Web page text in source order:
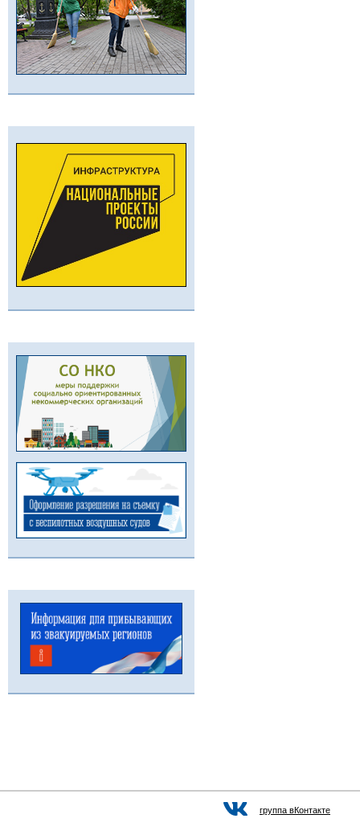
группа вКонтакте